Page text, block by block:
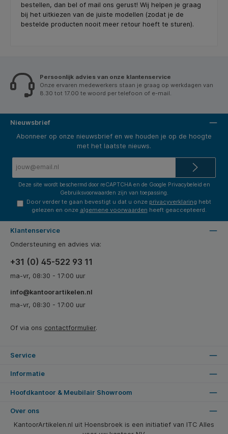
bestellen, dan bel of mail ons gerust! Wij helpen je graag
bij het uitkiezen van de juiste modellen (zodat je de
bestelde producten nooit meer retour hoeft te sturen).
Persoonlijk advies van onze klantenservice
Onze ervaren medewerkers staan je graag op werkdagen van
8.30 tot 17.00 te woord per telefoon of e-mail.
Nieuwsbrief
Abonneer op onze nieuwsbrief en we houden je op de hoogte
met het laatste nieuws.
Deze site wordt beschermd door reCAPTCHA en de Google Privacybeleid en
Gebruiksvoorwaarden zijn van toepassing.
Door verder te gaan bevestigt u dat u onze privacyverklaring hebt
gelezen en onze algemene voorwaarden heeft geaccepteerd.
Klantenservice
Ondersteuning en advies via:
+31 (0) 45-522 93 11
ma-vr, 08:30 - 17:00 uur
info@kantoorartikelen.nl
ma-vr, 08:30 - 17:00 uur
Of via ons contactformulier.
Service
Informatie
Hoofdkantoor & Meubilair Showroom
Over ons
KantoorArtikelen.nl uit Hoensbroek is een initiatief van ITC Alles